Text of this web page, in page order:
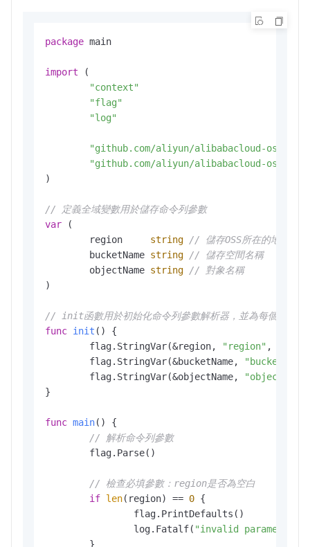
package main
import (
"context"
"flag"
"log"
"github.com/aliyun/alibabacloud-oss-go-
"github.com/aliyun/alibabacloud-oss-
)
// 定義全域變數用於儲存命令列參數
var (
	region
string
// 儲存OSS所在的地區
	bucketName
string
// 儲存空間名稱
	objectName
string
// 對象名稱
)
// init函數用於初始化命令列參數解析器，並為每個參數設
func init ()
{
	flag.StringVar(&region,
"region" ,
	flag.StringVar(&bucketName,
"bucket"
	flag.StringVar(&objectName,
"object"
}
func main()
{
// 解析命令列參數
// 檢查必填參數：region是否為空白
if len(region) == 0 {
		log.Fatalf(
"invalid